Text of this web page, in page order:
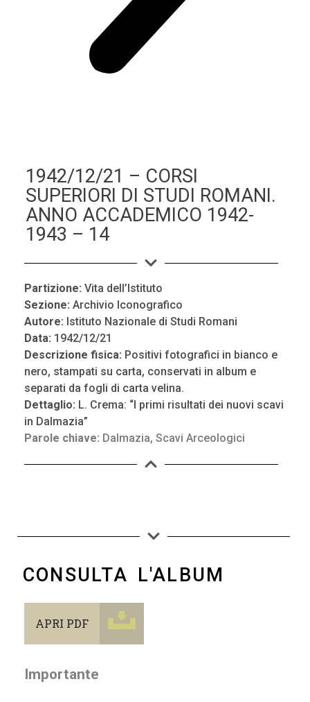
1942/12/21 – CORSI
SUPERIORI DI STUDI ROMANI.
ANNO ACCADEMICO 1942-
1943 – 14
Partizione: Vita dell’Istituto
Sezione: Archivio Iconografico
Autore: Istituto Nazionale di Studi Romani
Data: 1942/12/21
Descrizione fisica: Positivi fotografici in bianco e
nero, stampati su carta, conservati in album e
separati da fogli di carta velina.
Dettaglio: L. Crema: “I primi risultati dei nuovi scavi
in Dalmazia”
Parole chiave: Dalmazia, Scavi Arceologici
CONSULTA L'ALBUM
APRI PDF
Importante